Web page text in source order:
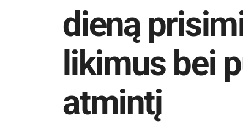
dieną
likimus bei
atmintį